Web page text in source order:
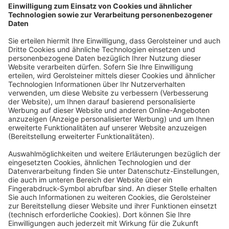
Infos dazu finden Sie in unseren
Datenschutzbestimmungen.
Service